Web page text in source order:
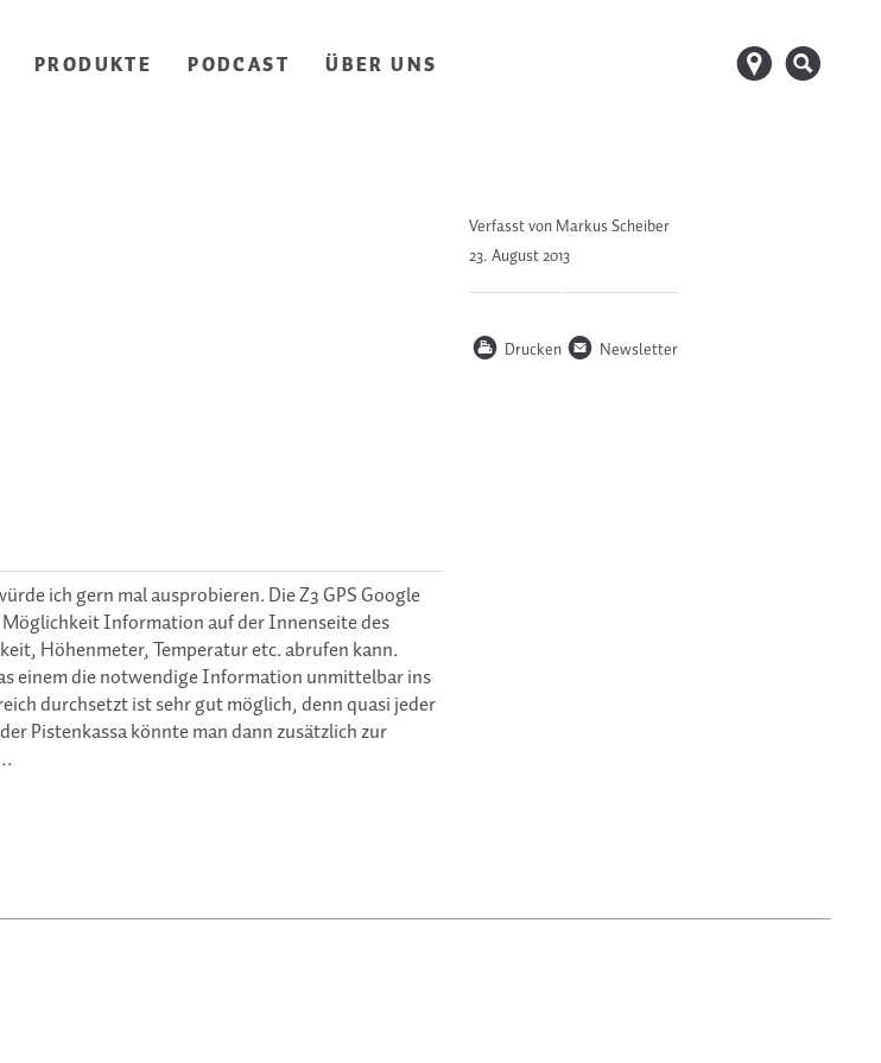
PRODUKTE PODCAST ÜBER UNS d s
ich gern mal ausprobieren. Die Z3 GPS Google
Information auf der Innenseite des
Höhenmeter, Temperatur etc. abrufen kann.
einem die notwendige Information unmittelbar ins
durchsetzt ist sehr gut möglich, denn quasi jeder
Pistenkassa könnte man dann zusätzlich zur
Verfasst von Markus Scheiber
23. August2013
P Drucken n Newsletter